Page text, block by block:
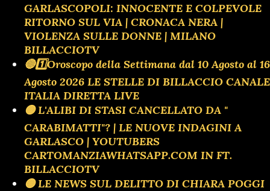
GARLASCOPOLI: INNOCENTE E COLPEVOLE
RITORNO SUL VIA | CRONACA NERA |
VIOLENZA SULLE DONNE | MILANO
BILLACCIOTV
🔴1️⃣Oroscopo della Settimana dal 10 Agosto al 16
Agosto 2026 LE STELLE DI BILLACCIO CANALE
ITALIA DIRETTA LIVE
🟡 L'ALIBI DI STASI CANCELLATO DA "
CARABIMATTI"? | LE NUOVE INDAGINI A
GARLASCO | YOUTUBERS
CARTOMANZIAWHATSAPP.COM IN FT.
BILLACCIOTV
🟡 LE NEWS SUL DELITTO DI CHIARA POGGI